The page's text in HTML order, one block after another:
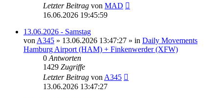
Letzter Beitrag von MAD
16.06.2026 19:45:59
13.06.2026 - Samstag
von A345 » 13.06.2026 13:47:27 » in Daily Movements
Hamburg Airport (HAM) + Finkenwerder (XFW)
0 Antworten
1429 Zugriffe
Letzter Beitrag von A345
13.06.2026 13:47:27